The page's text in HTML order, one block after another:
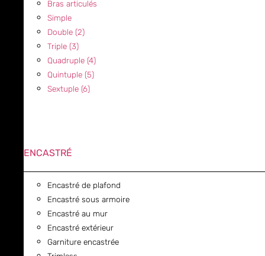
Bras articulés
Simple
Double (2)
Triple (3)
Quadruple (4)
Quintuple (5)
Sextuple (6)
ENCASTRÉ
Encastré de plafond
Encastré sous armoire
Encastré au mur
Encastré extérieur
Garniture encastrée